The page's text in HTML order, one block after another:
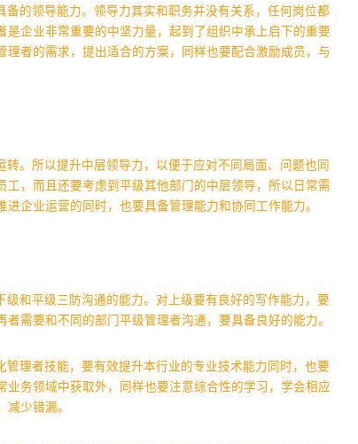
的领导能力。领导力其实和职务并没有关系，任何岗位都
企业非常重要的中坚力量，起到了组织中承上启下的重要
者的需求，提出适合的方案，同样也要配合激励成员，与
。所以提升中层领导力，以便于应对不同局面、问题也同
，而且还要考虑到平级其他部门的中层领导，所以日常需
企业运营的同时，也要具备管理能力和协同工作能力。
和平级三防沟通的能力。对上级要有良好的写作能力，要
需要和不同的部门平级管理者沟通，要具备良好的能力。
理者技能，要有效提升本行业的专业技术能力同时，也要
务领域中获取外，同样也要注意综合性的学习，学会相应
少错漏。